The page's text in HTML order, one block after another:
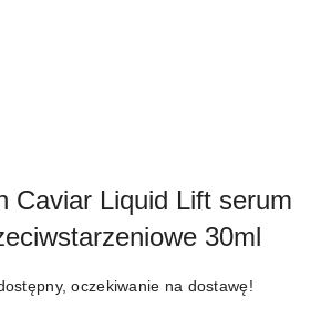
Caviar Liquid Lift serum
30ml
oczekiwanie na dostawę!